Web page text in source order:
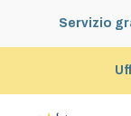
Servizio